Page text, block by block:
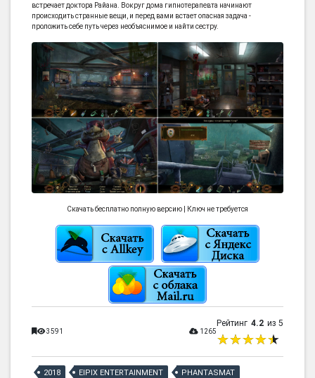
встречает доктора Райана. Вокруг дома гипнотерапевта начинают
происходить странные вещи, и перед вами встает опасная задача -
проложить себе путь через необъяснимое и найти сестру.
Скачать бесплатно полную версию | Ключ не требуется
3591 1265
Рейтинг 4.2 из 5
2018 EIPIX ENTERTAINMENT
PHANTASMAT